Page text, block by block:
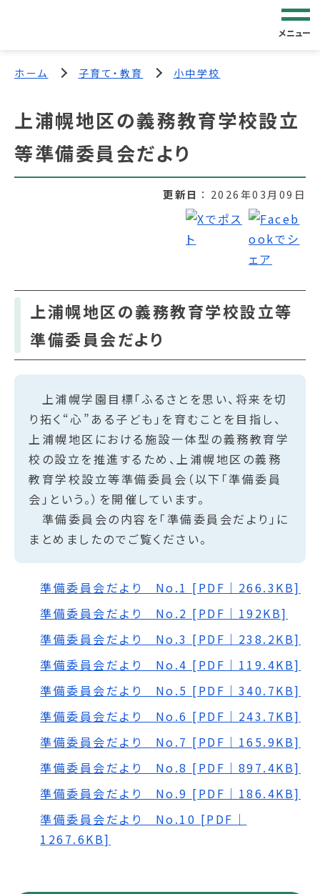
メニュー
ホーム 子育て・教育 小中学校
上浦幌地区の義務教育学校設立
等準備委員会だより
更新日 2026年03月09日
上浦幌地区の義務教育学校設立等
準備委員会だより
上浦幌学園目標「ふるさとを思い、将来を切
り拓く“心”ある子ども」を育むことを目指し、
上浦幌地区における施設一体型の義務教育学
校の設立を推進するため、上浦幌地区の義務
教育学校設立等準備委員会（以下「準備委員
会」という。）を開催しています。
準備委員会の内容を「準備委員会だより」に
まとめましたのでご覧ください。
準備委員会だより No.1 [PDF｜266.3KB]
準備委員会だより No.2 [PDF｜192KB]
準備委員会だより No.3 [PDF｜238.2KB]
準備委員会だより No.4 [PDF｜119.4KB]
準備委員会だより No.5 [PDF｜340.7KB]
準備委員会だより No.6 [PDF｜243.7KB]
準備委員会だより No.7 [PDF｜165.9KB]
準備委員会だより No.8 [PDF｜897.4KB]
準備委員会だより No.9 [PDF｜186.4KB]
準備委員会だより No.10 [PDF｜
1267.6KB]